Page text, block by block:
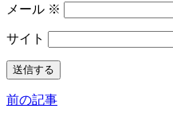
メール ※
サイト
前の記事